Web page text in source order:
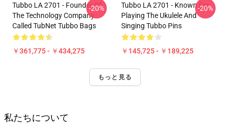
Tubbo LA 2701 - Founder Of
The Technology Company
Called TubNet Tubbo Bags
￥361,775 - ￥434,275
-20%
Tubbo LA 2701 - Known For
Playing The Ukulele And
Singing Tubbo Pins
￥145,725 - ￥189,225
-20%
もっと見る
私たちについて